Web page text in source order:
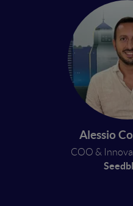
Alessio
COO &